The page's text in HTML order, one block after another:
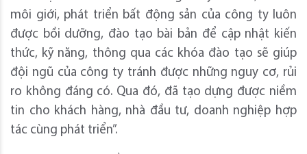
môi giới, phát triển bất động sản của công ty luôn
được bồi dưỡng, đào tạo bài bản để cập nhật kiến
thức, kỹ năng, thông qua các khóa đào tạo sẽ giúp
đội ngũ của công ty tránh được những nguy cơ, rủi
ro không đáng có. Qua đó, đã tạo dựng được niềm
tin cho khách hàng, nhà đầu tư, doanh nghiệp hợp
tác cùng phát triển”.